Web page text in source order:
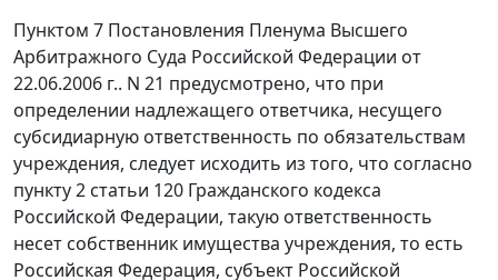
Пунктом 7 Постановления Пленума Высшего
Арбитражного Суда Российской Федерации от
22.06.2006 г.. N 21 предусмотрено, что при
определении надлежащего ответчика, несущего
субсидиарную ответственность по обязательствам
учреждения, следует исходить из того, что согласно
пункту 2 статьи 120 Гражданского кодекса
Российской Федерации, такую ответственность
несет собственник имущества учреждения, то есть
Российская Федерация, субъект Российской